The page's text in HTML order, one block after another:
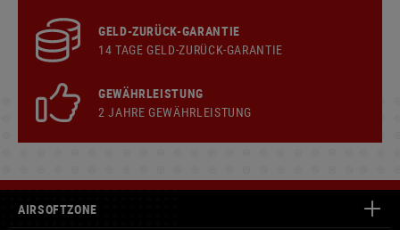
GELD-ZURÜCK-GARANTIE
14 TAGE GELD-ZURÜCK-GARANTIE
GEWÄHRLEISTUNG
2 JAHRE GEWÄHRLEISTUNG
AIRSOFTZONE